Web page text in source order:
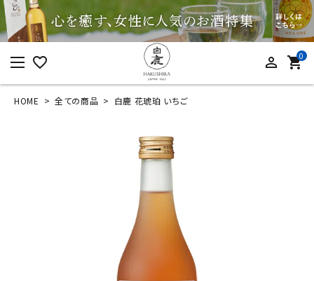
favorite_border person_outline 0
shopping_cart
ログイン 新規会員登録
HOME 全ての商品 白鹿 花琥珀 いちご